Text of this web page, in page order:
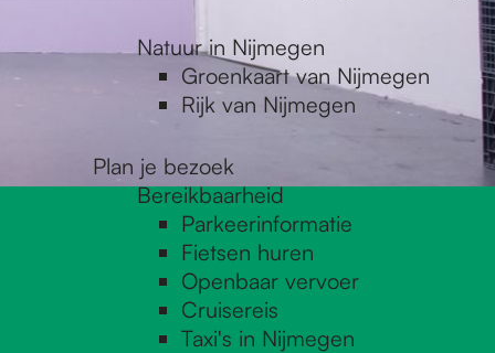
Natuur in Nijmegen
Groenkaart van Nijmegen
Rijk van Nijmegen
Plan je bezoek
Bereikbaarheid
Parkeerinformatie
Fietsen huren
Openbaar vervoer
Cruisereis
Taxi's in Nijmegen